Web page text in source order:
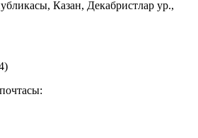
Казан, Декабристлар ур.,